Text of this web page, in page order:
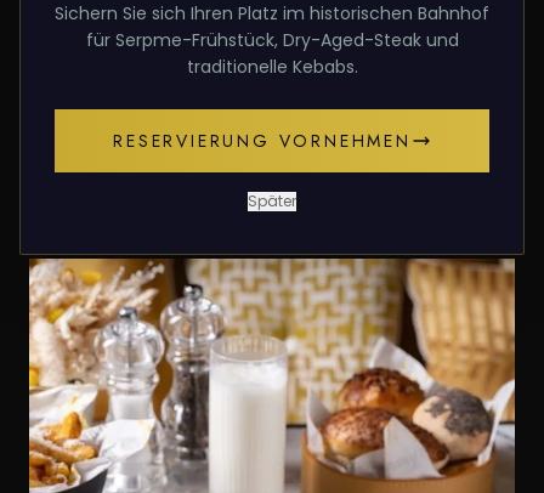
Ramadan-Menü Florya
Suchen Sie ein Ramadan-Menü in Florya? Mahsun
Usta in Yesilkoy ist nur 5 Minuten entfernt. 4 Set-
Sichern Sie sich Ihren Platz im historischen Bahnhof
für Serpme-Frühstück, Dry-Aged-Steak und
traditionelle Kebabs.
RESERVIERUNG VORNEHMEN
Später